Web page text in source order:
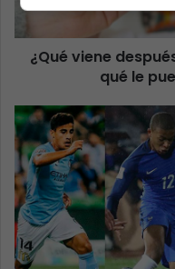
¿Qué viene
qué le